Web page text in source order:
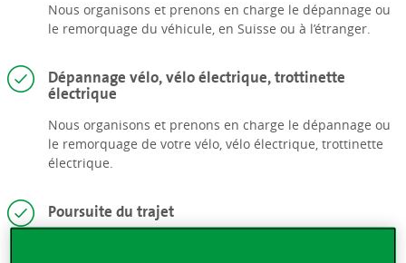
Nous organisons et prenons en charge le dépannage ou
le remorquage du véhicule, en Suisse ou à l’étranger.
Dépannage vélo, vélo électrique, trottinette
électrique
Nous organisons et prenons en charge le dépannage ou
le remorquage de votre vélo, vélo électrique, trottinette
électrique.
Poursuite du trajet